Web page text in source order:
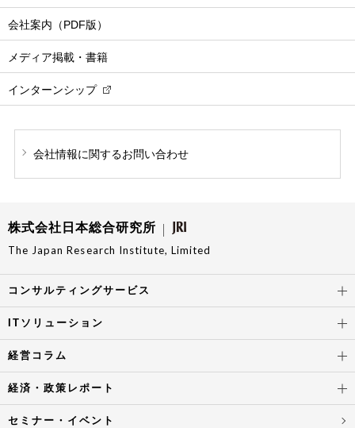
会社案内（PDF版）
メディア掲載・書籍
インターンシップ
会社情報に関するお問い合わせ
株式会社日本総合研究所
The Japan Research Institute, Limited
コンサルティングサービス
ITソリューション
経営コラム
経済・政策レポート
セミナー・イベント